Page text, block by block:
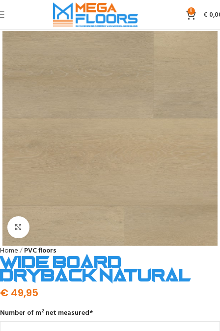
0 €
Home PVC floors
Wide board
dryback natural
€ 49,95
Number of m² net measured*
Click to enlarge